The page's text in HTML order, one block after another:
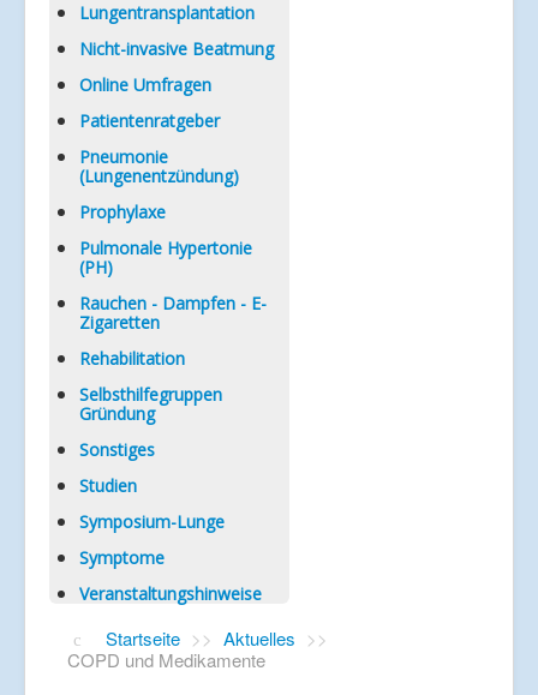
Lungentransplantation
Nicht-invasive Beatmung
Online Umfragen
Patientenratgeber
Pneumonie
(Lungenentzündung)
Prophylaxe
Pulmonale Hypertonie
(PH)
Rauchen - Dampfen - E-
Zigaretten
Rehabilitation
Selbsthilfegruppen
Gründung
Sonstiges
Studien
Symposium-Lunge
Symptome
Veranstaltungshinweise
Startseite >> Aktuelles >>
COPD und Medikamente